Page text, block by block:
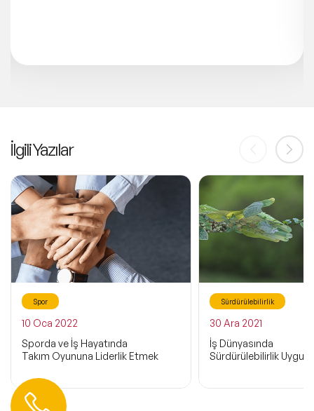
İlgili Yazılar
Spor
10 Oca 2022
Sporda ve İş Hayatında
Takım Oyununa Liderlik Etmek
Sürdürülebilirlik
30 Ara 2021
İş Dünyasında
Sürdürülebilirlik
Hemen Ulaşın